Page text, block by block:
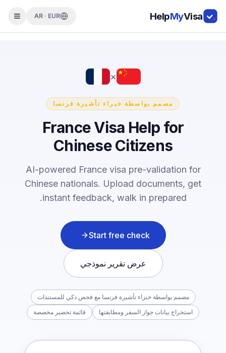
HelpMyVisa
AR · EUR
×
مصمم بواسطة خبراء تأشيرة فرنسا
France Visa Help for
Chinese Citizens
AI-powered France visa pre-validation for
Chinese nationals. Upload documents, get
instant feedback, walk in prepared.
Start free check
عرض تقرير نموذجي
مصمم بواسطة خبراء تأشيرة فرنسا مع فحص ذكي للمستندات
استخراج بيانات جواز السفر ومطابقتها
قائمة تحضير مخصصة